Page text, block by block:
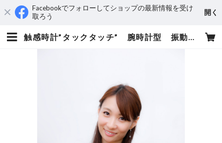
Facebookでフォローしてショップの最新情報を受け
取ろう
開く
触感時計”タックタッチ” 腕時計型 振動の数で時刻がわかる インディゴ・ブルー（北海道の深い海の色） | タックタッチ ショップ 振動で時刻を伝える時計・おしゃれな時計・シンプルデザイン